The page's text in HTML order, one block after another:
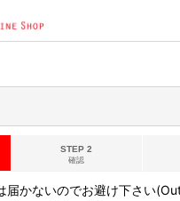
STEP 2
確認
届かないのでお避け下さい